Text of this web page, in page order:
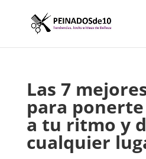
Las 7
para
a tu ritmo y
cualquier